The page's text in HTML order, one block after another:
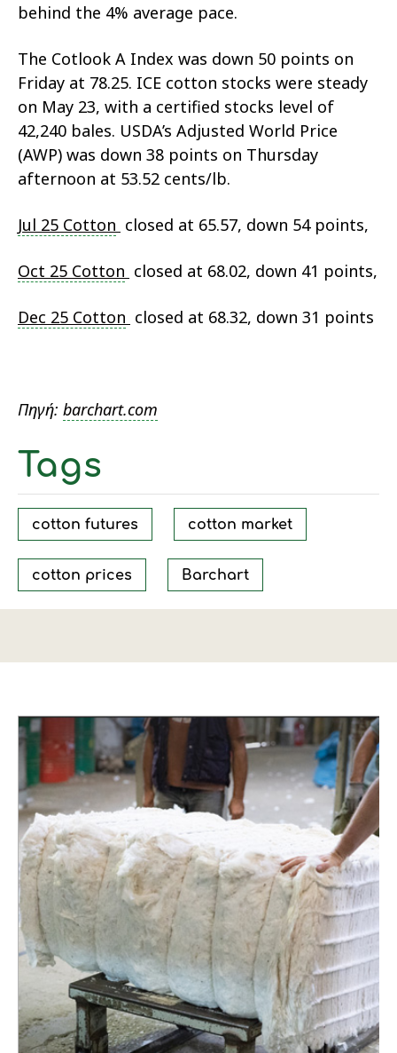
behind the 4% average pace.
The Cotlook A Index was down 50 points on
Friday at 78.25. ICE cotton stocks were steady
on May 23, with a certified stocks level of
42,240 bales. USDA’s Adjusted World Price
(AWP) was down 38 points on Thursday
afternoon at 53.52 cents/lb.
Jul 25 Cotton closed at 65.57, down 54 points,
Oct 25 Cotton closed at 68.02, down 41 points,
Dec 25 Cotton closed at 68.32, down 31 points
Πηγή: barchart.com
Tags
cotton futures cotton market
cotton prices Barchart